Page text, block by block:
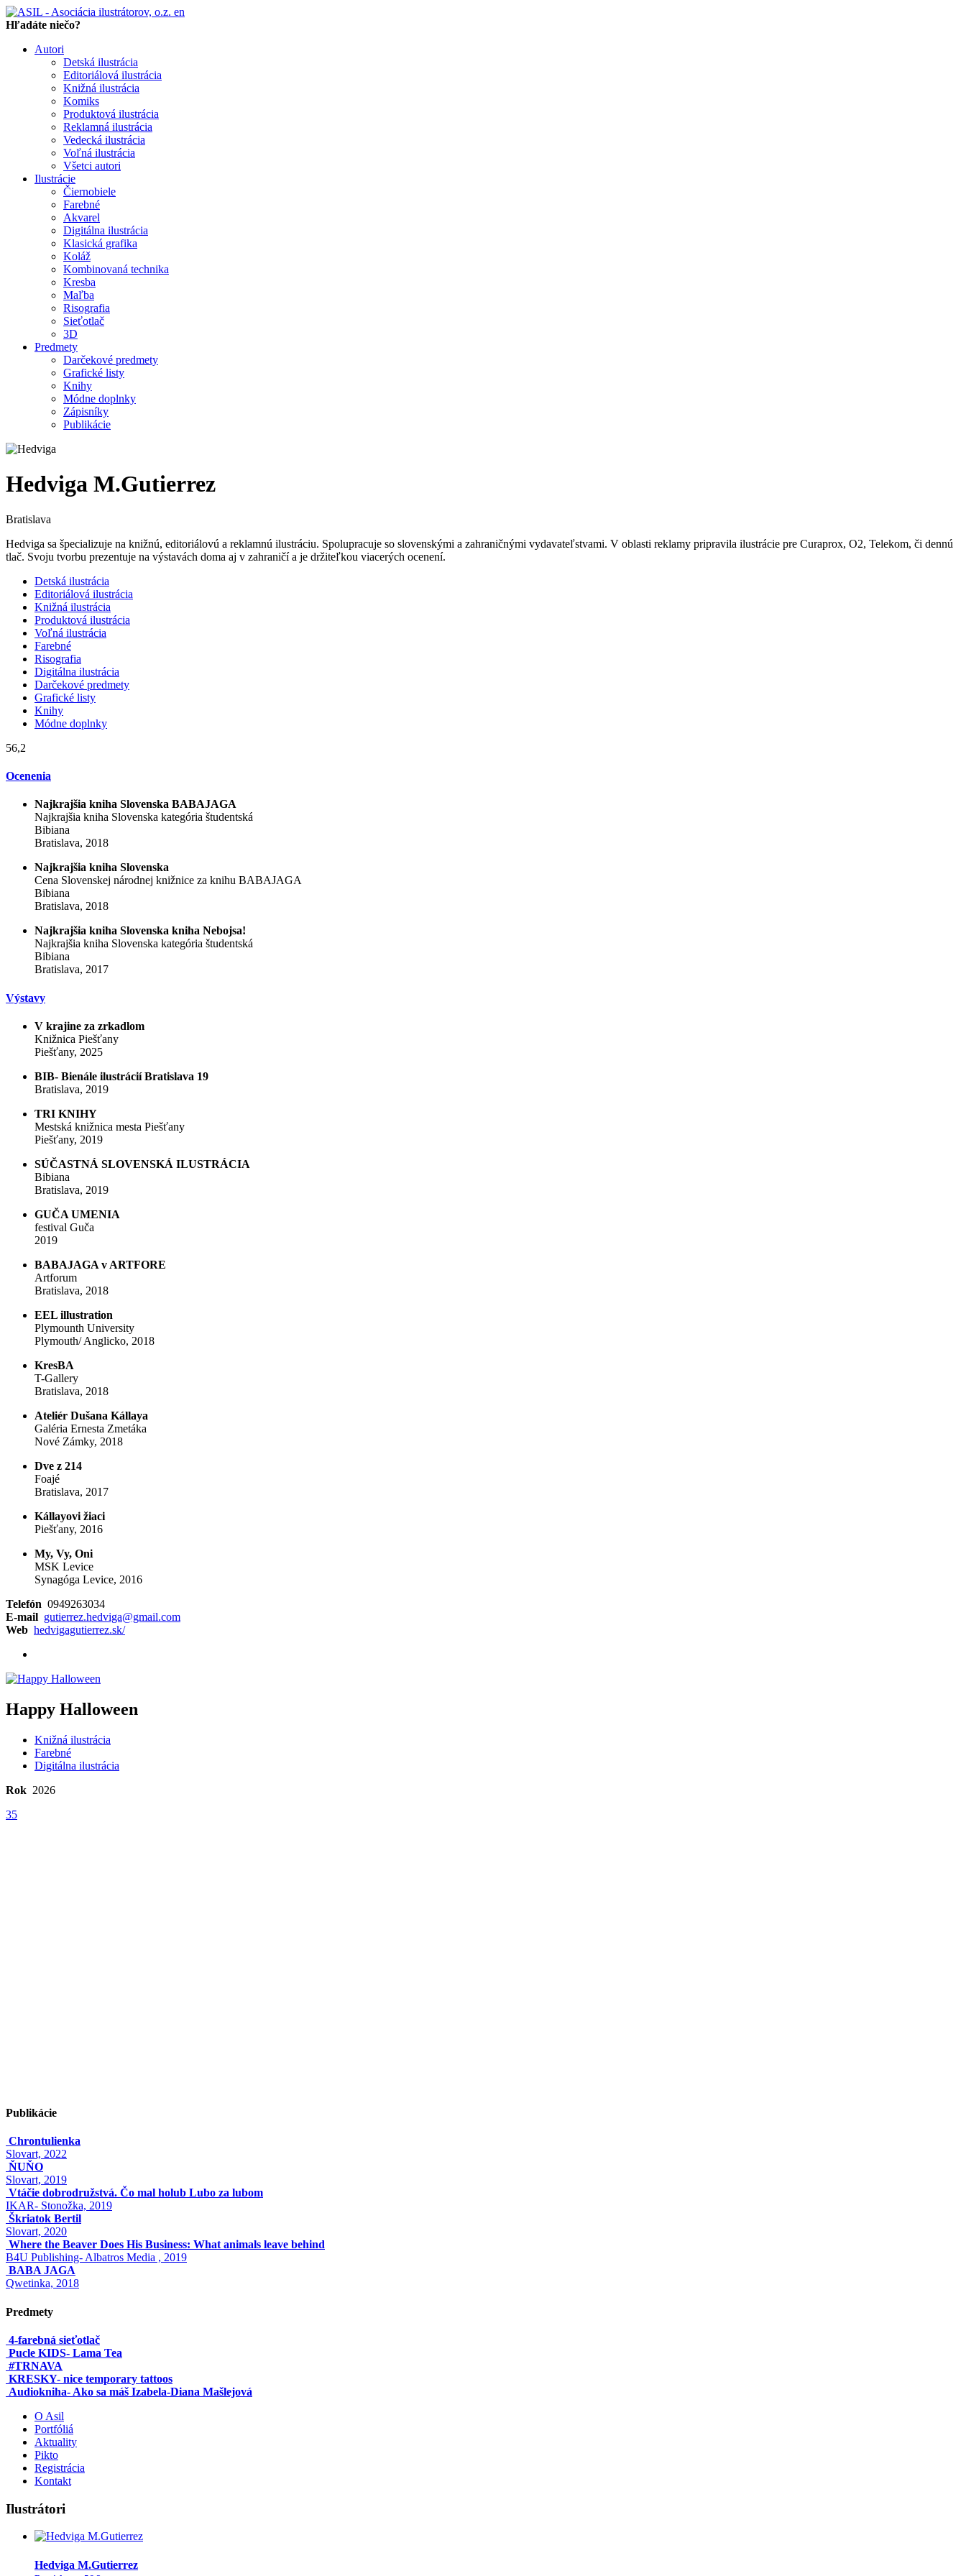
en
Hľadáte niečo?
Autori
Detská ilustrácia
Editoriálová ilustrácia
Knižná ilustrácia
Komiks
Produktová ilustrácia
Reklamná ilustrácia
Vedecká ilustrácia
Voľná ilustrácia
Všetci autori
Ilustrácie
Čiernobiele
Farebné
Akvarel
Digitálna ilustrácia
Klasická grafika
Koláž
Kombinovaná technika
Kresba
Maľba
Risografia
Sieťotlač
3D
Predmety
Darčekové predmety
Grafické listy
Knihy
Módne doplnky
Zápisníky
Publikácie
Hedviga M.Gutierrez
Bratislava
Hedviga sa špecializuje na knižnú, editoriálovú a reklamnú ilustráciu. Spolupracuje so slovenskými a zahraničnými vydavateľstvami. V oblasti reklamy pripravila ilustrácie pre Curaprox, O2, Telekom, či dennú
tlač. Svoju tvorbu prezentuje na výstavách doma aj v zahraničí a je držiteľkou viacerých ocenení.
Detská ilustrácia
Editoriálová ilustrácia
Knižná ilustrácia
Produktová ilustrácia
Voľná ilustrácia
Farebné
Risografia
Digitálna ilustrácia
Darčekové predmety
Grafické listy
Knihy
Módne doplnky
56,2
Ocenenia
Najkrajšia kniha Slovenska BABAJAGA
Najkrajšia kniha Slovenska kategória študentská
Bibiana
Bratislava, 2018
Najkrajšia kniha Slovenska
Cena Slovenskej národnej knižnice za knihu BABAJAGA
Bibiana
Bratislava, 2018
Najkrajšia kniha Slovenska kniha Nebojsa!
Najkrajšia kniha Slovenska kategória študentská
Bibiana
Bratislava, 2017
Výstavy
V krajine za zrkadlom
Knižnica Piešťany
Piešťany, 2025
BIB- Bienále ilustrácií Bratislava 19
Bratislava, 2019
TRI KNIHY
Mestská knižnica mesta Piešťany
Piešťany, 2019
SÚČASTNÁ SLOVENSKÁ ILUSTRÁCIA
Bibiana
Bratislava, 2019
GUČA UMENIA
festival Guča
2019
BABAJAGA v ARTFORE
Artforum
Bratislava, 2018
EEL illustration
Plymounth University
Plymouth/ Anglicko, 2018
KresBA
T-Gallery
Bratislava, 2018
Ateliér Dušana Kállaya
Galéria Ernesta Zmetáka
Nové Zámky, 2018
Dve z 214
Foajé
Bratislava, 2017
Kállayovi žiaci
Piešťany, 2016
My, Vy, Oni
MSK Levice
Synagóga Levice, 2016
Telefón 0949263034
E-mail gutierrez.hedviga@gmail.com
Web hedvigagutierrez.sk/
Happy Halloween
Knižná ilustrácia
Farebné
Digitálna ilustrácia
Rok 2026
35
Publikácie
Chrontulienka
Slovart, 2022
ŇUŇO
Slovart, 2019
Vtáčie dobrodružstvá. Čo mal holub Lubo za lubom
IKAR- Stonožka, 2019
Škriatok Bertil
Slovart, 2020
Where the Beaver Does His Business: What animals leave behind
B4U Publishing- Albatros Media , 2019
BABA JAGA
Qwetinka, 2018
Predmety
4-farebná sieťotlač
Pucle KIDS- Lama Tea
#TRNAVA
KRESKY- nice temporary tattoos
Audiokniha- Ako sa máš Izabela-Diana Mašlejová
O Asil
Portfóliá
Aktuality
Pikto
Registrácia
Kontakt
Ilustrátori
Hedviga M.Gutierrez